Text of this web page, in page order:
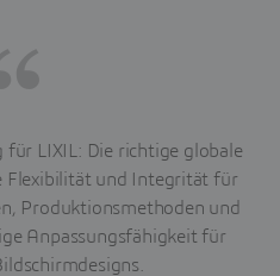
für LIXIL: Die richtige globale
Flexibilität und Integrität für
Produktionsmethoden und
Anpassungsfähigkeit für